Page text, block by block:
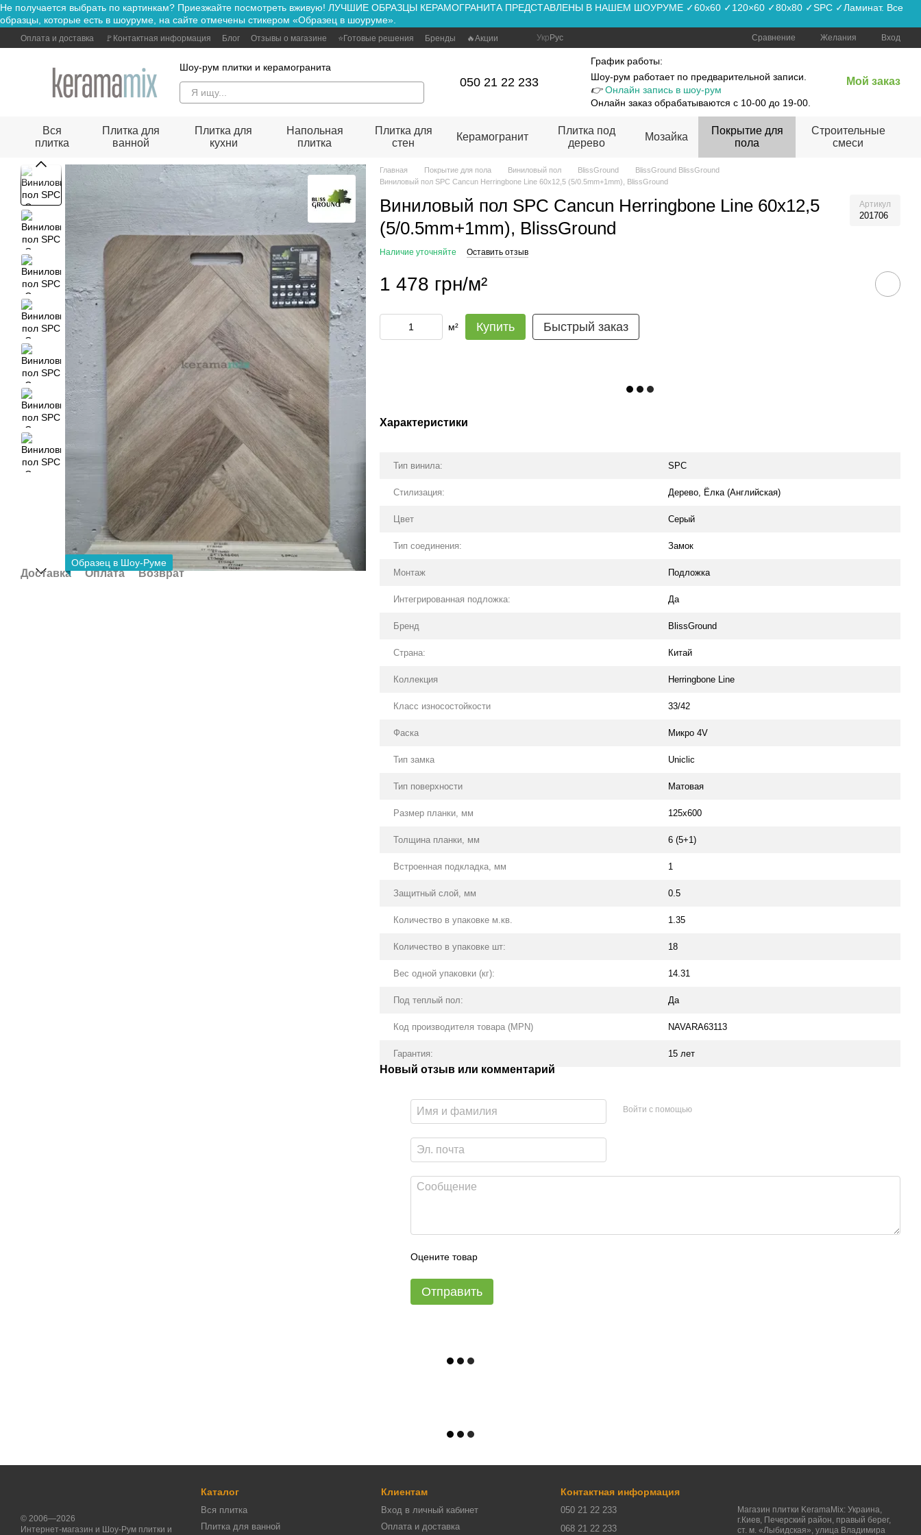
Перейти к основному контенту
Не получается выбрать по картинкам? Приезжайте посмотреть вживую! ЛУЧШИЕ ОБРАЗЦЫ КЕРАМОГРАНИТА ПРЕДСТАВЛЕНЫ В НАШЕМ ШОУРУМЕ ✓60x60 ✓120×60 ✓80x80 ✓SPC ✓Ламинат. Все
образцы, которые есть в шоуруме, на сайте отмечены стикером «Образец в шоуруме».
Оплата и доставка 🚩Контактная информация Блог Отзывы о магазине ⭐Готовые решения Бренды 🔥Акции Укр Рус Сравнение Желания Вход
Шоу-рум плитки и керамогранита
050 21 22 233
График работы:
Шоу-рум работает по предварительной записи.
👉Онлайн запись в шоу-рум
Онлайн заказ обрабатываются с 10-00 до 19-00.
Мой заказ
Вся
плитка
Плитка для
ванной
Плитка для
кухни
Напольная
плитка
Плитка для
стен
Керамогранит
Плитка под
дерево
Мозайка
Покрытие для
пола
Строительные
смеси
Образец в Шоу-Руме
Доставка Оплата Возврат
Главная Покрытие для пола Виниловый пол BlissGround
BlissGround BlissGround
Виниловый пол SPC Cancun Herringbone Line 60x12,5 (5/0.5mm+1mm), BlissGround
Виниловый пол SPC Cancun Herringbone Line 60x12,5
(5/0.5mm+1mm), BlissGround
Артикул
201706
Наличие уточняйте Оставить отзыв
1 478 грн/м²
м² Купить Быстрый заказ
Характеристики
Тип винила: SPC
Стилизация: Дерево, Ёлка (Английская)
Цвет Серый
Тип соединения: Замок
Монтаж Подложка
Интегрированная подложка: Да
Бренд BlissGround
Страна: Китай
Коллекция Herringbone Line
Класс износостойкости 33/42
Фаска Микро 4V
Тип замка Uniclic
Тип поверхности Матовая
Размер планки, мм 125x600
Толщина планки, мм 6 (5+1)
Встроенная подкладка, мм 1
Защитный слой, мм 0.5
Количество в упаковке м.кв. 1.35
Количество в упаковке шт: 18
Вес одной упаковки (кг): 14.31
Под теплый пол: Да
Код производителя товара (MPN) NAVARA63113
Гарантия: 15 лет
Новый отзыв или комментарий
Войти с помощью
Оцените товар
Отправить
© 2006—2026
Интернет-магазин и Шоу-Рум плитки и
Каталог
Вся плитка
Плитка для ванной
Клиентам
Вход в личный кабинет
Оплата и доставка
Контактная информация
050 21 22 233
068 21 22 233
Магазин плитки KeramaMix: Украина,
г.Киев, Печерский район, правый берег,
ст. м. «Лыбидская», улица Владимира